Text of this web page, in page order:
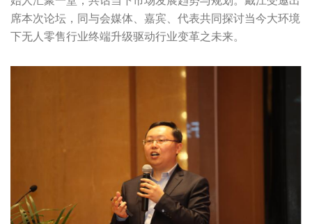
席本次论坛，同与会媒体、嘉宾、代表共同探讨当今大环境
下无人零售行业终端升级驱动行业变革之未来。